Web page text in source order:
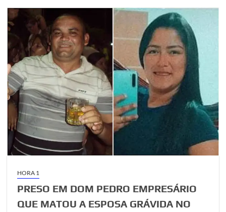
HORA 1
PRESO EM DOM PEDRO EMPRESÁRIO
QUE MATOU A ESPOSA GRÁVIDA NO